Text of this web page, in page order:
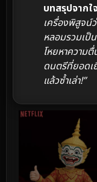
บทสรุปจาก
เครื่องพิสูจน์
หลอมรวมเ
โหยหาความ
ดนตรีที่ยอด
แล้วซ้ำเล่า!”